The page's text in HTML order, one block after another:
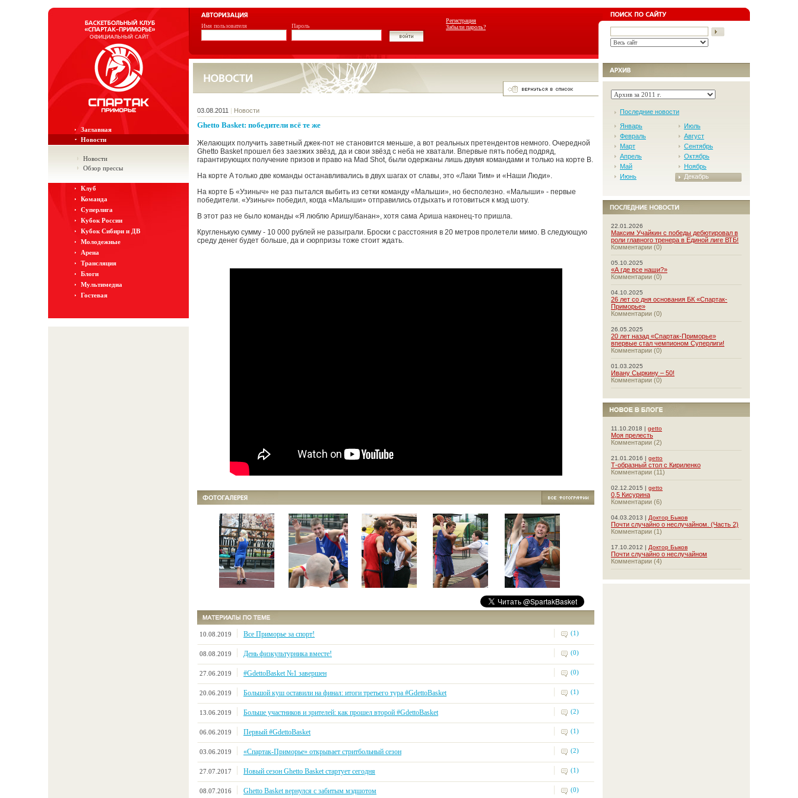
Регистрация
Забыли пароль?
Имя пользователя Пароль
Заглавная
Новости
Новости
Обзор прессы
Клуб
Команда
Суперлига
Кубок России
Кубок Сибири и ДВ
Молодежные
Арена
Трансляция
Блоги
Мультимедиа
Гостевая
03.08.2011 | Новости
Ghetto Basket: победители всё те же
Желающих получить заветный джек-пот не становится меньше, а вот реальных претендентов немного. Очередной
Ghetto Basket прошел без заезжих звёзд, да и свои звёзд с неба не хватали. Впервые пять побед подряд,
гарантирующих получение призов и право на Mad Shot, были одержаны лишь двумя командами и только на корте B.
На корте A только две команды останавливались в двух шагах от славы, это «Лаки Тим» и «Наши Люди».
На корте Б «Узиныч» не раз пытался выбить из сетки команду «Малыши», но бесполезно. «Малыши» - первые
победители. «Узиныч» победил, когда «Малыши» отправились отдыхать и готовиться к мэд шоту.
В этот раз не было команды «Я люблю Аришу/банан», хотя сама Ариша наконец-то пришла.
Кругленькую сумму - 10 000 рублей не разыграли. Броски с расстояния в 20 метров пролетели мимо. В следующую
среду денег будет больше, да и сюрпризы тоже стоит ждать.
10.08.2019 Все Приморье за спорт! (1)
08.08.2019 День физкультурника вместе! (0)
27.06.2019 #GdettoBasket №1 завершен (0)
20.06.2019 Большой куш оставили на финал: итоги третьего тура #GdettoBasket (1)
13.06.2019 Больше участников и зрителей: как прошел второй #GdettoBasket (2)
06.06.2019 Первый #GdettoBasket (1)
03.06.2019 «Спартак-Приморье» открывает стритбольный сезон (2)
27.07.2017 Новый сезон Ghetto Basket стартует сегодня (1)
08.07.2016 Ghetto Basket вернулся с забитым мэдшотом (0)
Последние новости
Январь
Февраль
Март
Апрель
Май
Июнь
Июль
Август
Сентябрь
Октябрь
Ноябрь
Декабрь
22.01.2026
Максим Учайкин с победы дебютировал в
роли главного тренера в Единой лиге ВТБ!
Комментарии (0)
05.10.2025
«А где все наши?»
Комментарии (0)
04.10.2025
26 лет со дня основания БК «Спартак-
Приморье»
Комментарии (0)
26.05.2025
20 лет назад «Спартак-Приморье»
впервые стал чемпионом Суперлиги!
Комментарии (0)
01.03.2025
Ивану Сыркину – 50!
Комментарии (0)
11.10.2018 | getto
Моя прелесть
Комментарии (2)
21.01.2016 | getto
Т-образный стол с Кириленко
Комментарии (11)
02.12.2015 | getto
0,5 Кисурина
Комментарии (6)
04.03.2013 | Доктор Быков
Почти случайно о неслучайном. (Часть 2)
Комментарии (1)
17.10.2012 | Доктор Быков
Почти случайно о неслучайном
Комментарии (4)